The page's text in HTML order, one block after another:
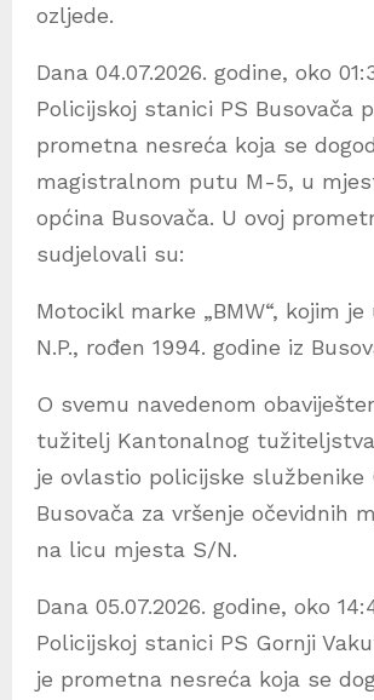
ozljede.
Dana 04.07.2026. godine, oko
Policijskoj stanici PS Busovača
prometna nesreća koja se
magistralnom putu M-5, u
općina Busovača. U ovoj
sudjelovali su:
Motocikl marke „BMW“, kojim je
N.P., rođen 1994. godine iz
O svemu navedenom
tužitelj Kantonalnog
je ovlastio policijske službenike
Busovača za vršenje očevidnih
na licu mjesta S/N.
Dana 05.07.2026. godine, oko
Policijskoj stanici PS Gornji
je prometna nesreća koja se